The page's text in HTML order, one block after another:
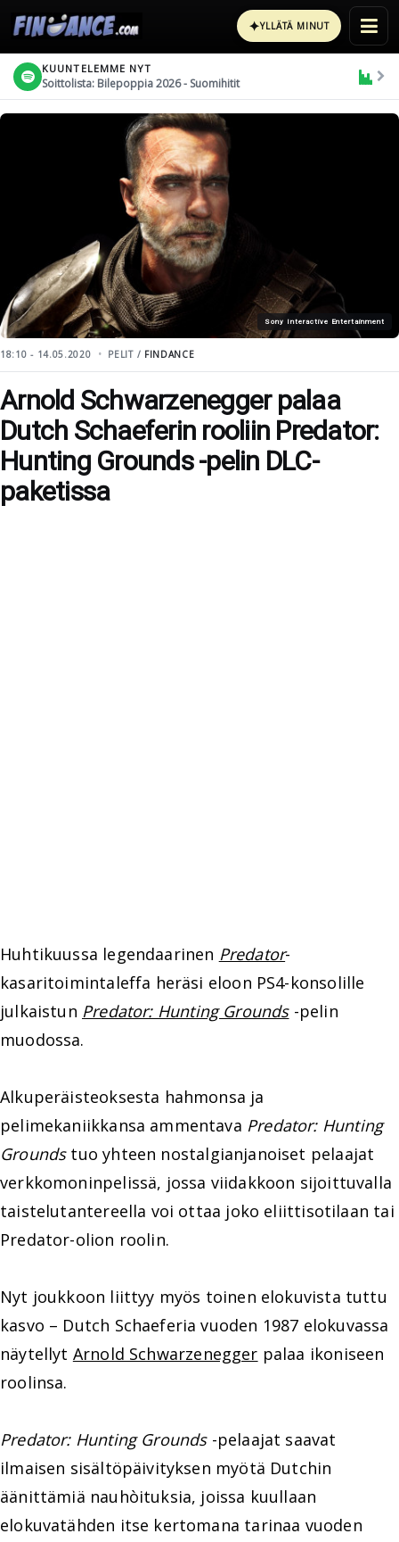
✦YLLÄTÄ MINUT
KUUNTELEMME NYT
Soittolista: Bilepoppia 2026 - Suomihitit
Sony Interactive Entertainment
18:10 - 14.05.2020 PELIT / FINDANCE
Arnold Schwarzenegger palaa
Dutch Schaeferin rooliin Predator:
Hunting Grounds -pelin DLC-
paketissa
Huhtikuussa legendaarinen Predator-
kasaritoimintaleffa heräsi eloon PS4-konsolille
julkaistun Predator: Hunting Grounds-pelin
muodossa.
Alkuperäisteoksesta hahmonsa ja
pelimekaniikkansa ammentava Predator: Hunting
Groundstuo yhteen nostalgianjanoiset pelaajat
verkkomoninpelissä, jossa viidakkoon sijoittuvalla
taistelutantereella voi ottaa joko eliittisotilaan tai
Predator-olion roolin.
Nyt joukkoon liittyy myös toinen elokuvista tuttu
kasvo – Dutch Schaeferia vuoden 1987 elokuvassa
näytellyt Arnold Schwarzenegger palaa ikoniseen
roolinsa.
Predator: Hunting Grounds-pelaajat saavat
ilmaisen sisältöpäivityksen myötä Dutchin
äänittämiä nauhòituksia, joissa kuullaan
elokuvatähden itse kertomana tarinaa vuoden